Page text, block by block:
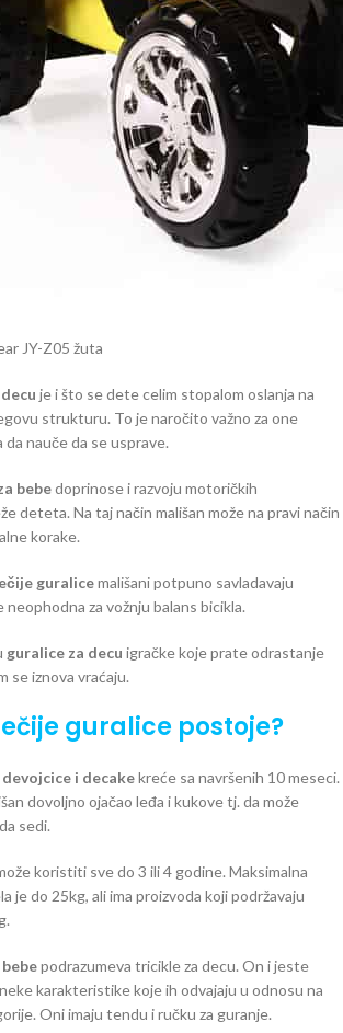
JY-Z05 žuta
je i što se dete celim stopalom oslanja na
strukturu. To je naročito važno za one
nauče da se usprave.
bebedoprinose i razvoju motoričkih
deteta. Na taj način mališan može na pravi način
korake.
guralicemališani potpuno savladavaju
za vožnju balans bicikla.
guralice za decu igračke koje prate odrastanje
se iznova vraćaju.
guralice postoje?
i decakekreće sa navršenih 10 meseci.
dovoljno ojačao leđa i kukove tj. da može
sedi.
koristiti sve do 3 ili 4 godine. Maksimalna
je do 25kg, ali ima proizvoda koji podržavaju
podrazumeva tricikle za decu. On i jeste
karakteristike koje ih odvajaju u odnosu na
Oni imaju tendu i ručku za guranje.